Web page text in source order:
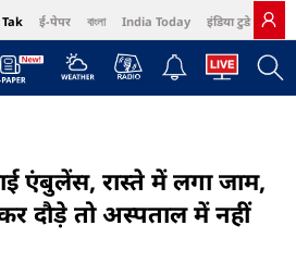
ई-पेपर বাংলা India Today इंडिया टुडे हिंदी
Harper's Bazaar Northeast
एंबुलेंस, रास्ते में लगा जाम,
दौड़े तो अस्पताल में नहीं